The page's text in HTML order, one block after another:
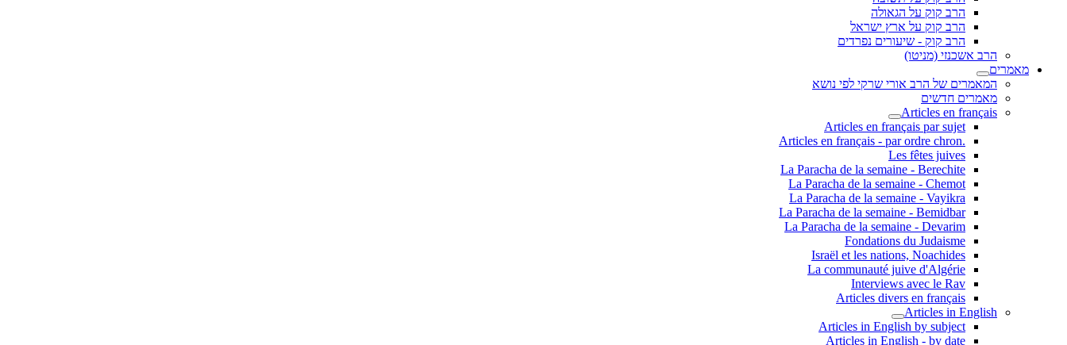
הרב קוק על הגאולה
הרב קוק על ארץ ישראל
הרב קוק - שיעורים נפרדים
הרב אשכנזי (מניטו)
מאמרים
המאמרים של הרב אורי שרקי לפי נושא
מאמרים חדשים
Articles en français
Articles en français par sujet
.Articles en français - par ordre chron
Les fêtes juives
La Paracha de la semaine - Berechite
La Paracha de la semaine - Chemot
La Paracha de la semaine - Vayikra
La Paracha de la semaine - Bemidbar
La Paracha de la semaine - Devarim
Fondations du Judaisme
Israël et les nations, Noachides
La communauté juive d'Algérie
Interviews avec le Rav
Articles divers en français
Articles in English
Articles in English by subject
Articles in English - by date